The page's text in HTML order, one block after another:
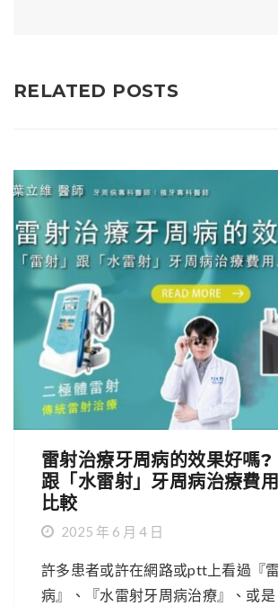
RELATED POSTS
雷射治療牙周病的效果好嗎?
跟「水雷射」牙周病治療費
比較
2025 年 6 月 4 日
許多患者或許在網路或ptt上看過『
病』、『水雷射牙周病治療』、或